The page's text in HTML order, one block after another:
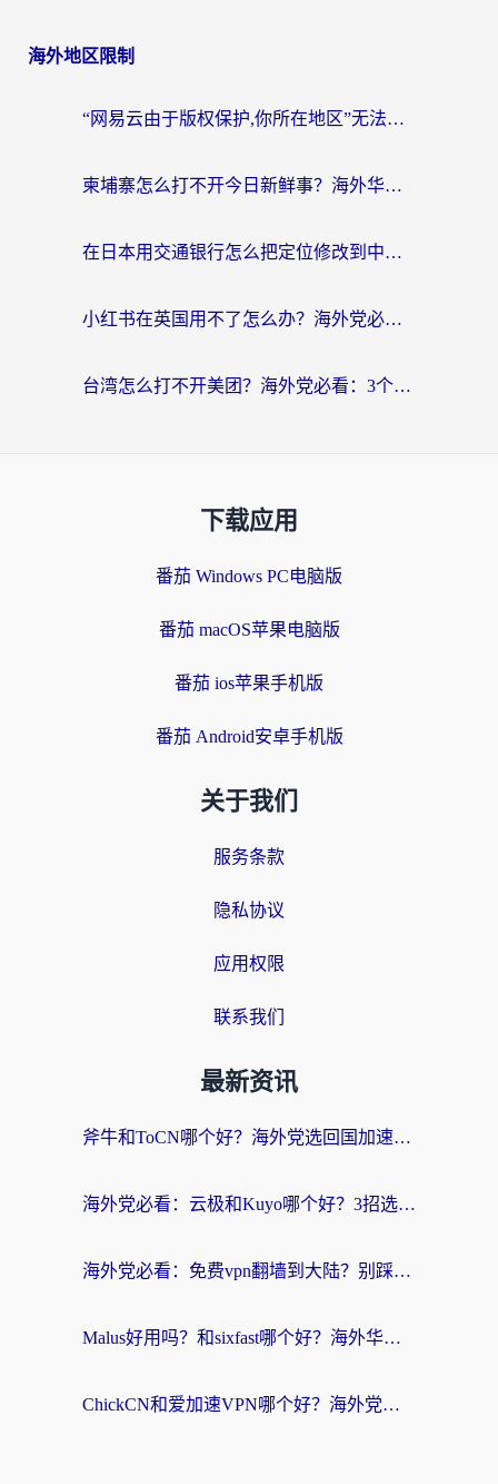
海外地区限制
“网易云由于版权保护,你所在地区”无法播放？海外党听国内音乐听书的加速器选择指南
柬埔寨怎么打不开今日新鲜事？海外华人追剧看新闻的加速器选择指南
在日本用交通银行怎么把定位修改到中国国内？海外党必备实用指南（附追剧支付社交全解）
小红书在英国用不了怎么办？海外党必看的回国加速解决方案
台湾怎么打不开美团？海外党必看：3个实用技巧解决国内App地区限制难题
下载应用
番茄 Windows PC电脑版
番茄 macOS苹果电脑版
番茄 ios苹果手机版
番茄 Android安卓手机版
关于我们
服务条款
隐私协议
应用权限
联系我们
最新资讯
斧牛和ToCN哪个好？海外党选回国加速器的避坑指南（附免费工具推荐）
海外党必看：云极和Kuyo哪个好？3招选对回国加速器，无缝刷国内资源
海外党必看：免费vpn翻墙到大陆？别踩坑！教你选对回国加速器无缝追剧玩游戏
Malus好用吗？和sixfast哪个好？海外华人亲测3款热门回国加速器，附排名指南
ChickCN和爱加速VPN哪个好？海外党亲测3款回国加速器，这一款才是无缝访问国内资源的最优解